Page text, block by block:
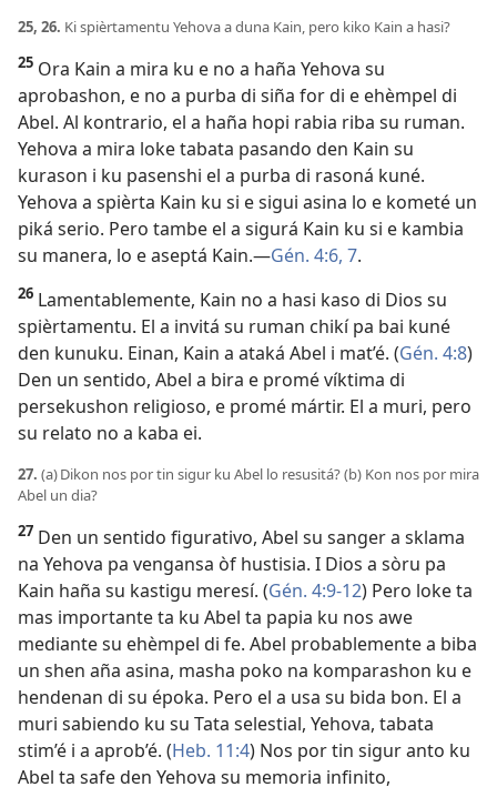
25, 26. Ki spièrtamentu Yehova a duna Kain, pero kiko Kain a hasi?
25 Ora Kain a mira ku e no a haña Yehova su
aprobashon, e no a purba di siña for di e ehèmpel di
Abel. Al kontrario, el a haña hopi rabia riba su ruman.
Yehova a mira loke tabata pasando den Kain su
kurason i ku pasenshi el a purba di rasoná kuné.
Yehova a spièrta Kain ku si e sigui asina lo e kometé un
piká serio. Pero tambe el a sigurá Kain ku si e kambia
su manera, lo e aseptá Kain.—Gén. 4:6, 7.
26 Lamentablemente, Kain no a hasi kaso di Dios su
spièrtamentu. El a invitá su ruman chikí pa bai kuné
den kunuku. Einan, Kain a ataká Abel i mat’é. (Gén. 4:8)
Den un sentido, Abel a bira e promé víktima di
persekushon religioso, e promé mártir. El a muri, pero
su relato no a kaba ei.
27. (a) Dikon nos por tin sigur ku Abel lo resusitá? (b) Kon nos por mira
Abel un dia?
27 Den un sentido figurativo, Abel su sanger a sklama
na Yehova pa vengansa òf hustisia. I Dios a sòru pa
Kain haña su kastigu meresí. (Gén. 4:​9-12) Pero loke ta
mas importante ta ku Abel ta papia ku nos awe
mediante su ehèmpel di fe. Abel probablemente a biba
un shen aña asina, masha poko na komparashon ku e
hendenan di su époka. Pero el a usa su bida bon. El a
muri sabiendo ku su Tata selestial, Yehova, tabata
stim’é i a aprob’é. (Heb. 11:4) Nos por tin sigur anto ku
Abel ta safe den Yehova su memoria infinito,